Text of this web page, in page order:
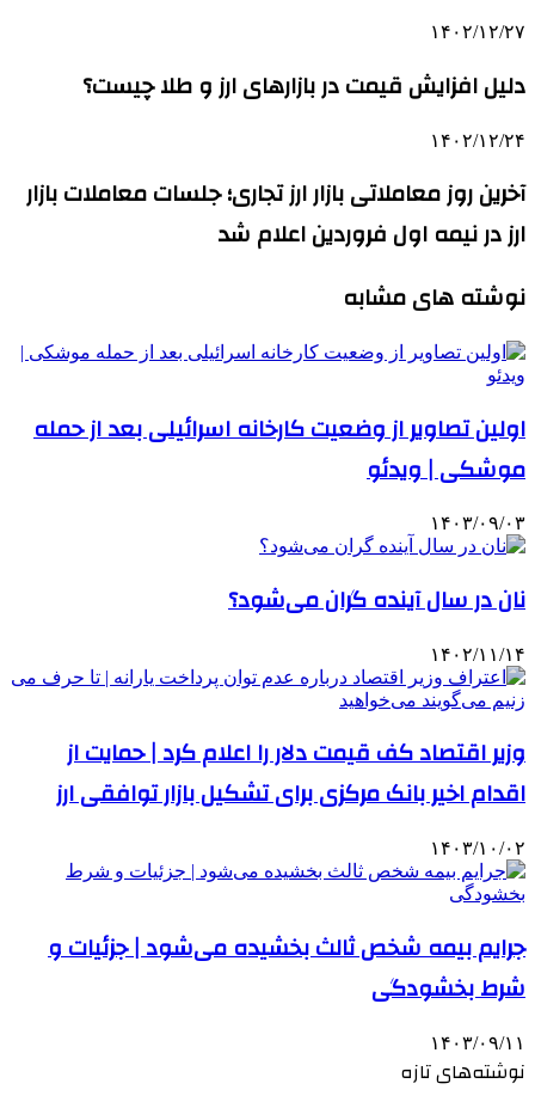
۱۴۰۲/۱۲/۲۷
دلیل افزایش قیمت‌ در بازارهای ارز و طلا چیست؟
۱۴۰۲/۱۲/۲۴
آخرین روز معاملاتی بازار ارز تجاری؛ جلسات معاملات بازار
ارز در نیمه اول فروردین اعلام شد
نوشته های مشابه
اولین تصاویر از وضعیت کارخانه اسرائیلی بعد از حمله
موشکی | ویدئو
۱۴۰۳/۰۹/۰۳
نان در سال آینده گران می‌شود؟
۱۴۰۲/۱۱/۱۴
وزیر اقتصاد کف قیمت دلار را اعلام کرد | حمایت از
اقدام اخیر بانک مرکزی برای تشکیل بازار توافقی ارز
۱۴۰۳/۱۰/۰۲
جرایم بیمه شخص ثالث بخشیده می‌شود | جزئیات و
شرط بخشودگی
۱۴۰۳/۰۹/۱۱
نوشته‌های تازه